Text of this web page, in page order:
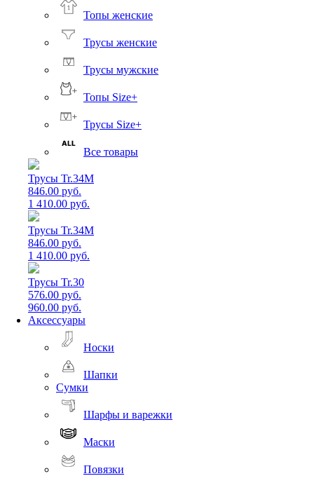
Топы женские
Трусы женские
Трусы мужские
Топы Size+
Трусы Size+
Все товары
Трусы Tr.34M
846.00 руб.
1 410.00 руб.
Трусы Tr.34M
846.00 руб.
1 410.00 руб.
Трусы Tr.30
576.00 руб.
960.00 руб.
Аксессуары
Носки
Шапки
Сумки
Шарфы и варежки
Маски
Повязки